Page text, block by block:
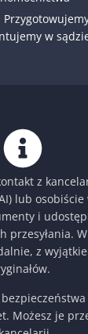
w
z
lub osobiście
i
przesyłania.
z
Możesz je